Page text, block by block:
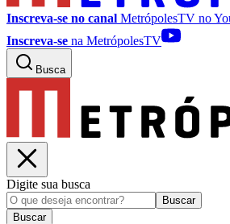
Inscreva-se no canal MetrópolesTV no
Inscreva-se na MetrópolesTV
Busca
Digite sua busca
Buscar
Buscar